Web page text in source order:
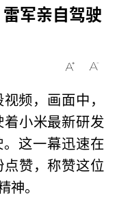
军亲自驾驶
频，画面中，
小米最新研发
这一幕迅速在
赞，称赞这位
。